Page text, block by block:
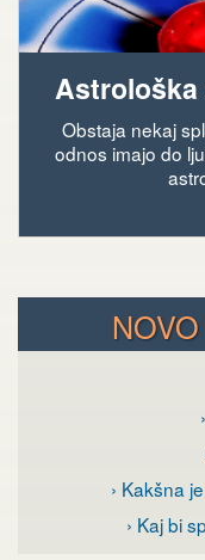
Astrološka
Obstaja nekaj
odnos imajo do
› Kakšna
› Kaj bi